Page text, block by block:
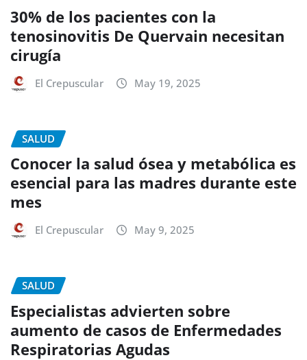
30% de los pacientes con la
tenosinovitis De Quervain necesitan
cirugía
El Crepuscular May 19, 2025
SALUD
Conocer la salud ósea y metabólica es
esencial para las madres durante este
mes
El Crepuscular May 9, 2025
SALUD
Especialistas advierten sobre
aumento de casos de Enfermedades
Respiratorias Agudas